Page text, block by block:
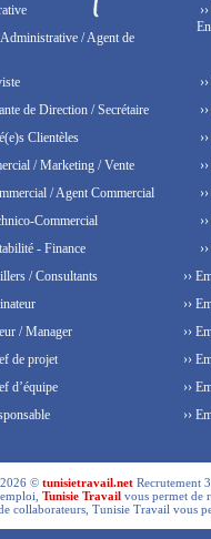
/ Agent de
de Direction / Secrétaire
Clientèles
/ Marketing / Vente
/ Agent Commercial
Commercial
- Finance
/ Consultants
/ Manager
de projet
d’équipe
››
››
››
››
››
››
© tunisietravail.net Recrutement
Tunisie Travail vous permet de
collaborateurs, Tunisie Travail vous